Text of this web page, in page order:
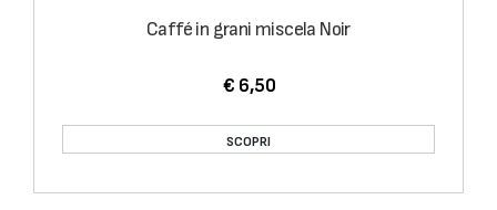
Caffé in grani miscela Noir
€ 6,50
SCOPRI